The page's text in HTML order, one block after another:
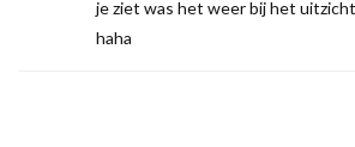
je ziet was het weer bij het
haha